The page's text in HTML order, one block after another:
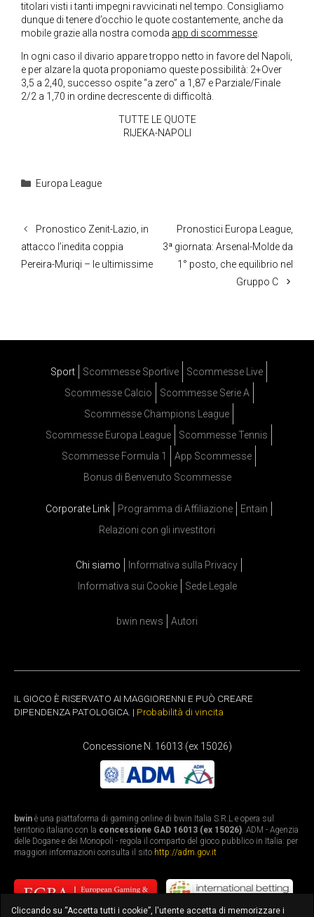
titolari visti i tanti impegni ravvicinati nel tempo. Consigliamo
dunque di tenere d’occhio le quote costantemente, anche da
mobile grazie alla nostra comoda app di scommesse.
In ogni caso il divario appare troppo netto in favore del Napoli,
e per alzare la quota proponiamo queste possibilità: 2+Over
3,5 a 2,40, successo ospite “a zero” a 1,87 e Parziale/Finale
2/2 a 1,70 in ordine decrescente di difficoltà.
TUTTE LE QUOTE
RIJEKA-NAPOLI
Categorie
Europa League
Pronostico Zenit-Lazio, in
attacco l’inedita coppia
Pereira-Muriqi – le ultimissime
Pronostici Europa League,
3ª giornata: Arsenal-Molde da
1° posto, che equilibrio nel
Gruppo C
Sport Scommesse Sportive
Scommesse Live
Scommesse Calcio
Scommesse Serie A
Scommesse Champions League
Scommesse Europa League
Scommesse Tennis
Scommesse Formula 1
App Scommesse
Bonus di Benvenuto Scommesse
Corporate Link Programma di Affiliazione
Entain
Relazioni con gli investitori
Chi siamo
Informativa sulla Privacy
Informativa sui Cookie
Sede Legale
bwin news Autori
IL GIOCO È RISERVATO AI MAGGIORENNI E PUÒ CREARE
DIPENDENZA PATOLOGICA. | Probabilità di vincita
Concessione N. 16013 (ex 15026)
bwin è una piattaforma di gaming online di bwin Italia S.R.L e opera sul
territorio italiano con la concessione GAD 16013 (ex 15026). ADM - Agenzia
delle Dogane e dei Monopoli - regola il comparto del gioco pubblico in Italia: per
maggiori informazioni consulta il sito http://adm.gov.it
Cliccando su “Accetta tutti i cookie”, l'utente accetta di memorizzare i